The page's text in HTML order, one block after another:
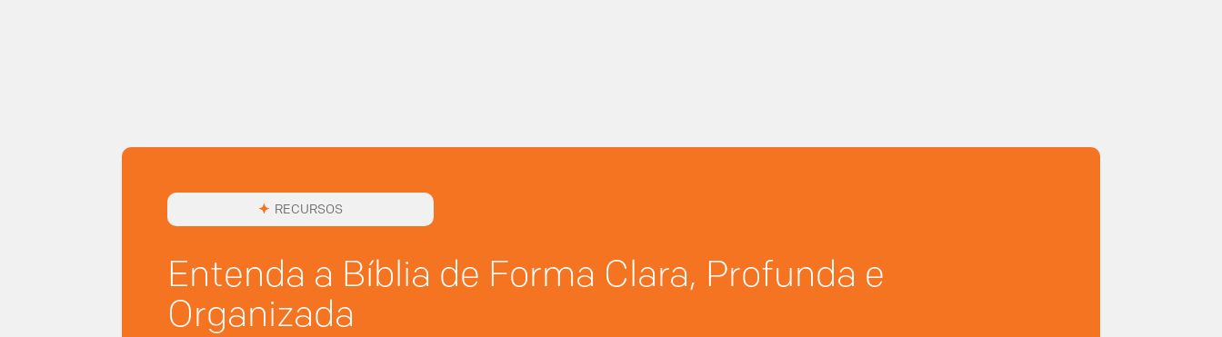
RECURSOS
Entenda a Bíblia de Forma Clara, Profunda e
Organizada